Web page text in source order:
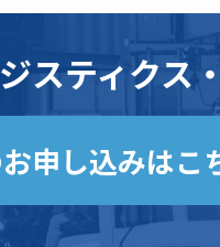
スティクス
申し込みはこ